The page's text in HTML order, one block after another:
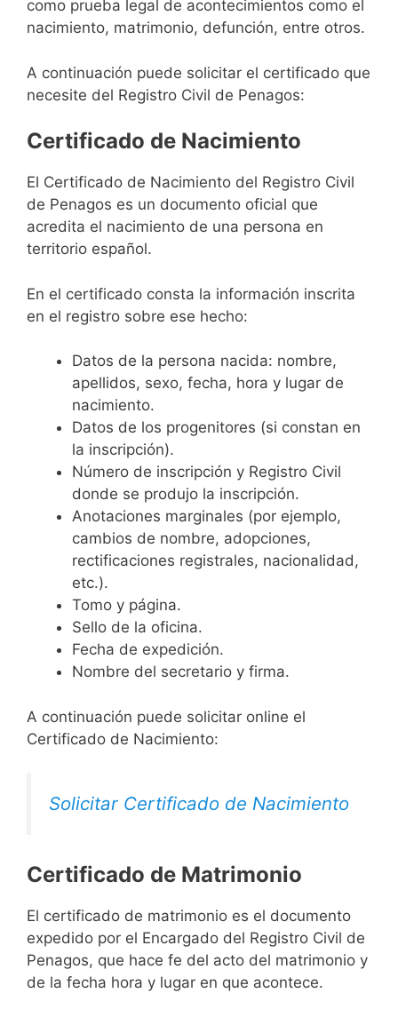
como prueba legal de acontecimientos como el
nacimiento, matrimonio, defunción, entre otros.
A continuación puede solicitar el certificado que
necesite del Registro Civil de Penagos:
Certificado de Nacimiento
El Certificado de Nacimiento del Registro Civil
de Penagos es un documento oficial que
acredita el nacimiento de una persona en
territorio español.
En el certificado consta la información inscrita
en el registro sobre ese hecho:
Datos de la persona nacida: nombre,
apellidos, sexo, fecha, hora y lugar de
nacimiento.
Datos de los progenitores (si constan en
la inscripción).
Número de inscripción y Registro Civil
donde se produjo la inscripción.
Anotaciones marginales (por ejemplo,
cambios de nombre, adopciones,
rectificaciones registrales, nacionalidad,
etc.).
Tomo y página.
Sello de la oficina.
Fecha de expedición.
Nombre del secretario y firma.
A continuación puede solicitar online el
Certificado de Nacimiento:
Solicitar Certificado de Nacimiento
Certificado de Matrimonio
El certificado de matrimonio es el documento
expedido por el Encargado del Registro Civil de
Penagos, que hace fe del acto del matrimonio y
de la fecha hora y lugar en que acontece.